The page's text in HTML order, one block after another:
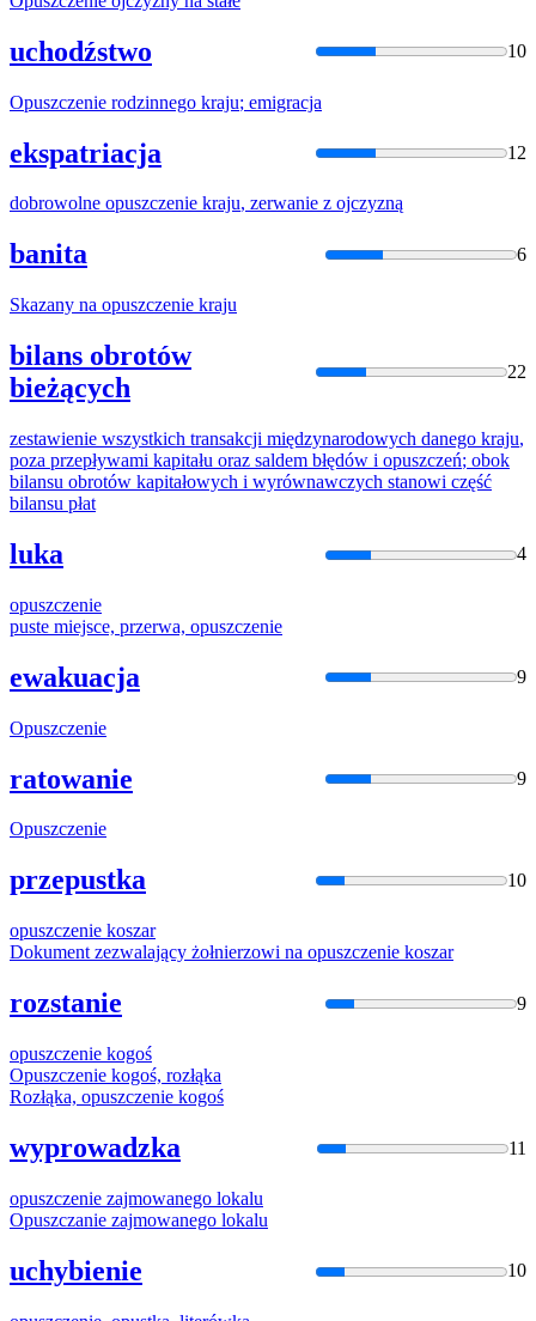
uchodźstwo 10
Opuszczenie rodzinnego kraju; emigracja
ekspatriacja 12
dobrowolne opuszczenie kraju, zerwanie z ojczyzną
banita 6
Skazany na opuszczenie kraju
bilans obrotów
bieżących
22
zestawienie wszystkich transakcji międzynarodowych danego kraju,
poza przepływami kapitału oraz saldem błędów i opuszczeń; obok
bilansu obrotów kapitałowych i wyrównawczych stanowi część
bilansu płat
luka 4
opuszczenie
puste miejsce, przerwa, opuszczenie
ewakuacja 9
Opuszczenie
ratowanie 9
Opuszczenie
przepustka 10
opuszczenie koszar
Dokument zezwalający żołnierzowi na opuszczenie koszar
rozstanie 9
opuszczenie kogoś
Opuszczenie kogoś, rozłąka
Rozłąka, opuszczenie kogoś
wyprowadzka 11
opuszczenie zajmowanego lokalu
Opuszczanie zajmowanego lokalu
uchybienie 10